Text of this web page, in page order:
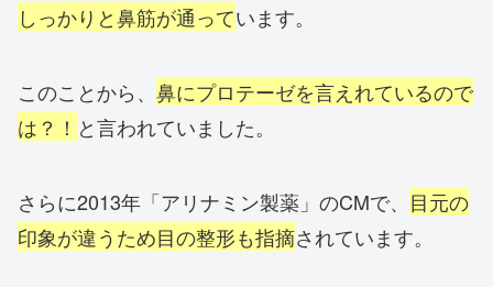
しっかりと鼻筋が通っています。
このことから、 鼻にプロテーゼを言えれているので
は？！ と言われていました。
さらに2013年「アリナミン製薬」のCMで、 目元の
印象が違うため目の整形も指摘されています。